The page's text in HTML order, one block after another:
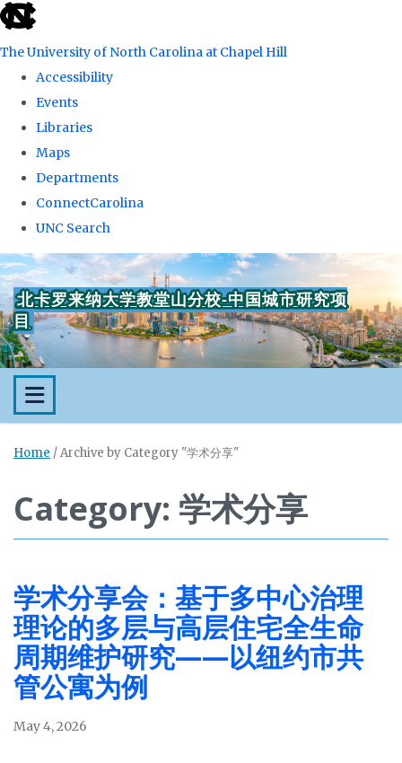
skip
the
global
The University of North Carolina at Chapel Hill
Accessibility
Events
Libraries
Maps
Departments
ConnectCarolina
UNC Search
Skip
to
main
content
北卡罗来纳大学教堂山分校-中国城市研究项
目
Home /Archive by Category "学术分享"
Category: 学术分享
学术分享会：基于多中心治理
理论的多层与高层住宅全生命
周期维护研究——以纽约市共
管公寓为例
May 4, 2026